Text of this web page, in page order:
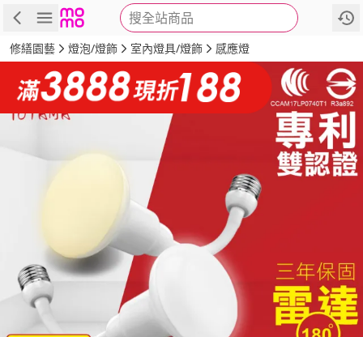
搜全站商品
商品 評價 詳情
修繕園藝 燈泡/燈飾 室內燈具/燈飾 感應燈